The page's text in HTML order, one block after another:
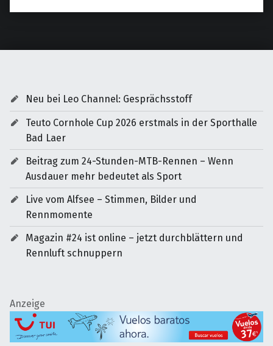
Neu bei Leo Channel: Gesprächsstoff
Teuto Cornhole Cup 2026 erstmals in der Sporthalle
Bad Laer
Beitrag zum 24-Stunden-MTB-Rennen – Wenn
Ausdauer mehr bedeutet als Sport
Live vom Alfsee – Stimmen, Bilder und
Rennmomente
Magazin #24 ist online – jetzt durchblättern und
Rennluft schnuppern
Anzeige